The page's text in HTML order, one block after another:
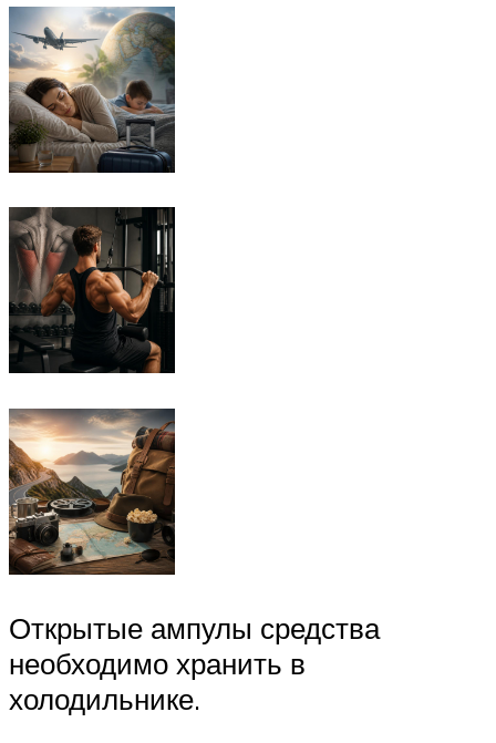
Открытые ампулы средства
необходимо хранить в
холодильнике.